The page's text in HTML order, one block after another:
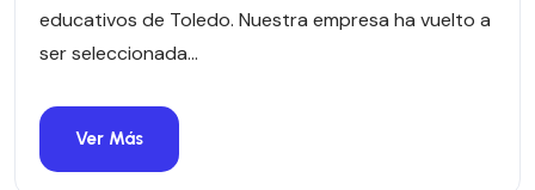
educativos de Toledo. Nuestra empresa ha vuelto a
ser seleccionada...
Ver Más